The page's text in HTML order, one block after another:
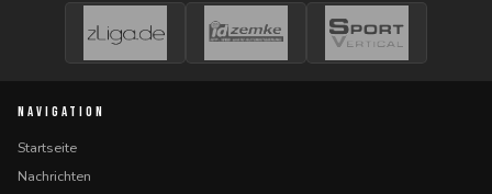
NAVIGATION
Startseite
Nachrichten